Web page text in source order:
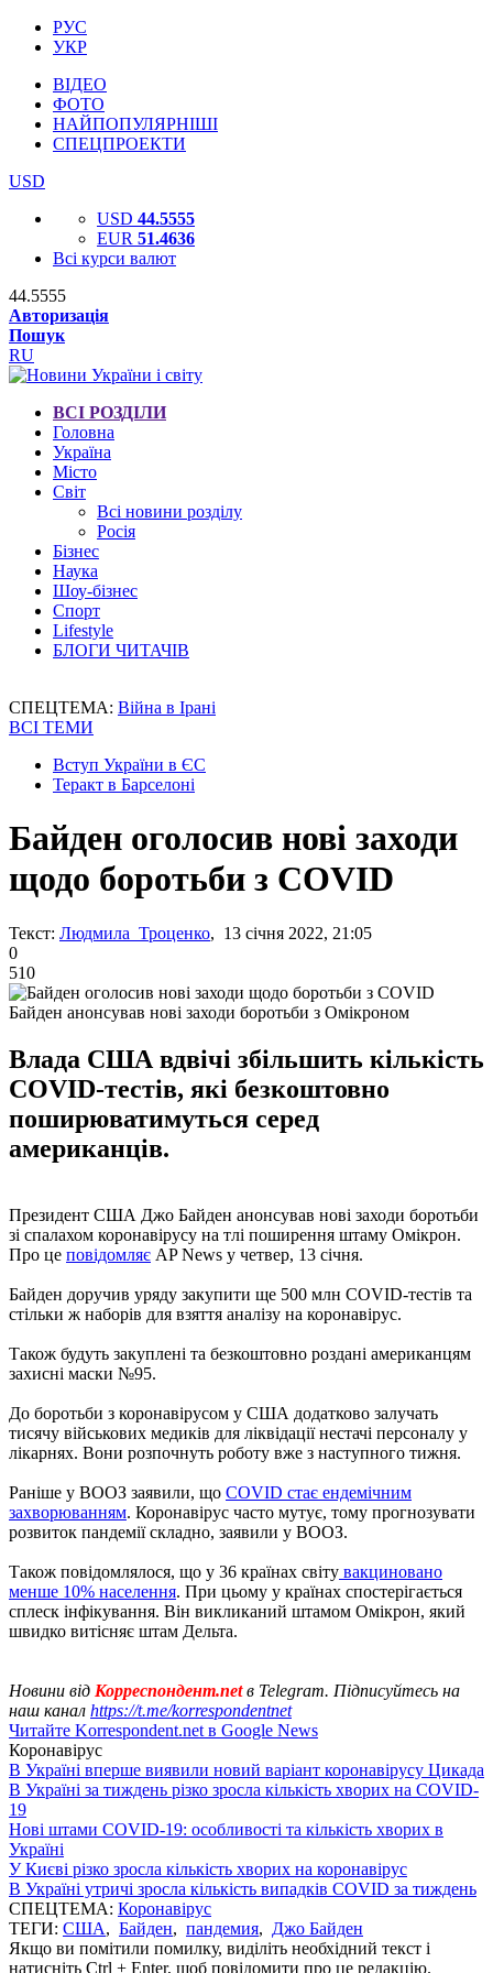
РУС
УКР
ВІДЕО
ФОТО
НАЙПОПУЛЯРНІШІ
СПЕЦПРОЕКТИ
USD
USD 44.5555
EUR 51.4636
Всі курси валют
44.5555
Авторизація
Пошук
RU
ВСІ РОЗДІЛИ
Головна
Україна
Місто
Світ
Всі новини розділу
Росія
Бізнес
Наука
Шоу-бізнес
Спорт
Lifestyle
БЛОГИ ЧИТАЧІВ
СПЕЦТЕМА: Війна в Ірані
ВСІ ТЕМИ
Вступ України в ЄС
Теракт в Барселоні
Байден оголосив нові заходи
щодо боротьби з COVID
Текст: Людмила Троценко, 13 січня 2022, 21:05
0
510
Байден анонсував нові заходи боротьби з Омікроном
Влада США вдвічі збільшить кількість
COVID-тестів, які безкоштовно
поширюватимуться серед
американців.
Президент США Джо Байден анонсував нові заходи боротьби
зі спалахом коронавірусу на тлі поширення штаму Омікрон.
Про це повідомляє AP News у четвер, 13 січня.
Байден доручив уряду закупити ще 500 млн COVID-тестів та
стільки ж наборів для взяття аналізу на коронавірус.
Також будуть закуплені та безкоштовно роздані американцям
захисні маски №95.
До боротьби з коронавірусом у США додатково залучать
тисячу військових медиків для ліквідації нестачі персоналу у
лікарнях. Вони розпочнуть роботу вже з наступного тижня.
Раніше у ВООЗ заявили, що COVID стає ендемічним
захворюванням. Коронавірус часто мутує, тому прогнозувати
розвиток пандемії складно, заявили у ВООЗ.
Також повідомлялося, що у 36 країнах світу вакциновано
менше 10% населення. При цьому у країнах спостерігається
сплеск інфікування. Він викликаний штамом Омікрон, який
швидко витісняє штам Дельта.
Новини від Корреспондент.netв Telegram. Підписуйтесь на
наш канал https://t.me/korrespondentnet
Читайте Korrespondent.net в Google News
Коронавірус
В Україні вперше виявили новий варіант коронавірусу Цикада
В Україні за тиждень різко зросла кількість хворих на COVID-
19
Нові штами COVID-19: особливості та кількість хворих в
Україні
У Києві різко зросла кількість хворих на коронавірус
В Україні утричі зросла кількість випадків COVID за тиждень
СПЕЦТЕМА: Коронавірус
ТЕГИ: США, Байден, пандемия, Джо Байден
Якщо ви помітили помилку, виділіть необхідний текст і
натисніть Ctrl + Enter, щоб повідомити про це редакцію.